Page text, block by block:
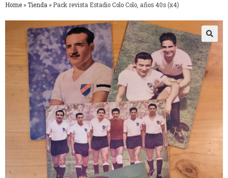
Home » Tienda » Pack revista Estadio Colo Colo, años 40s (x4)
🔍